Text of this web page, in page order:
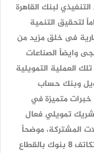
لبنك القاهرة
لتحقيق التنمية
فى خلق مزيد من
وايضاً الصناعات
العملية التمويلية
وبنك حساب
متميزة في
تمويلي فعال
المشتركة، موضحاً
أهمية تلك العملية التمويلية والتى شهدت تكاتف 8 بنوك بالقطاع